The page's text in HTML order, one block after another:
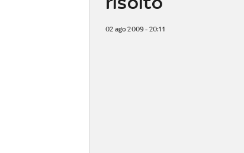
02 ago 2009 - 20:11